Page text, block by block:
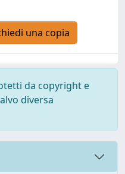
una copia
da copyright e
diversa